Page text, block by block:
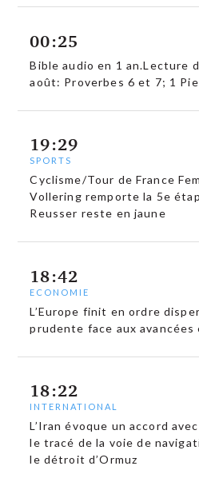
00:25
Bible audio en 1 an.Lecture
août: Proverbes 6 et 7; 1
19:29
SPORTS
Cyclisme/Tour de France
Vollering remporte la 5e
Reusser reste en jaune
18:42
ECONOMIE
L’Europe finit en ordre
prudente face aux avancées
18:22
INTERNATIONAL
L’Iran évoque un accord
le tracé de la voie de
le détroit d’Ormuz